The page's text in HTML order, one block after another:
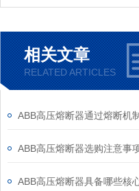
相关文章
RELATED ARTICLES
ABB高压熔断器选购注意事
ABB高压熔断器具备哪些核